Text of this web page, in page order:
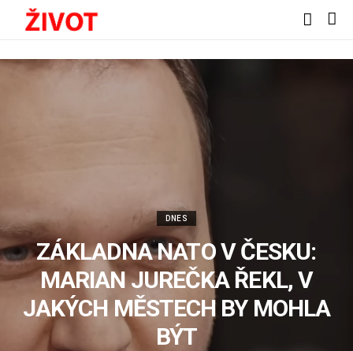
DNES
ZÁKLADNA NATO V ČESKU:
MARIAN JUREČKA ŘEKL, V
JAKÝCH MĚSTECH BY MOHLA
BÝT